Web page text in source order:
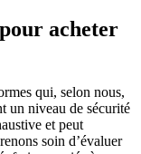
acheter
qui, selon nous,
un niveau de sécurité
et peut
soin d’évaluer